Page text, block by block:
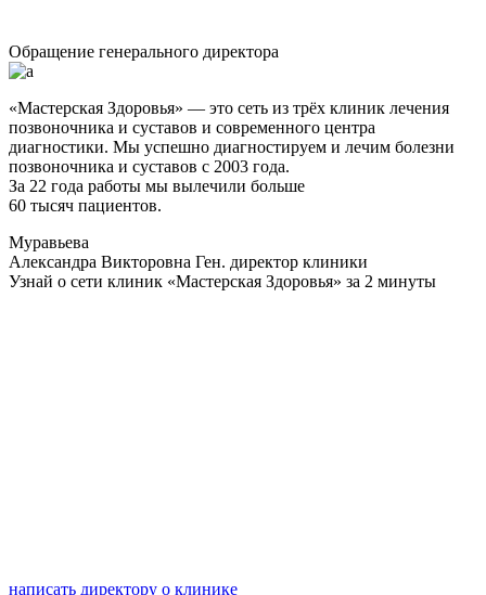
Обращение генерального директора
«Мастерская Здоровья» — это сеть из трёх клиник лечения
позвоночника и суставов и современного центра
диагностики. Мы успешно диагностируем и лечим болезни
позвоночника и суставов с 2003 года.
За 22 года работы мы вылечили больше
60 тысяч пациентов.
Муравьева
Александра Викторовна Ген. директор клиники
Узнай о сети клиник «Мастерская Здоровья» за 2 минуты
написать директору о клинике